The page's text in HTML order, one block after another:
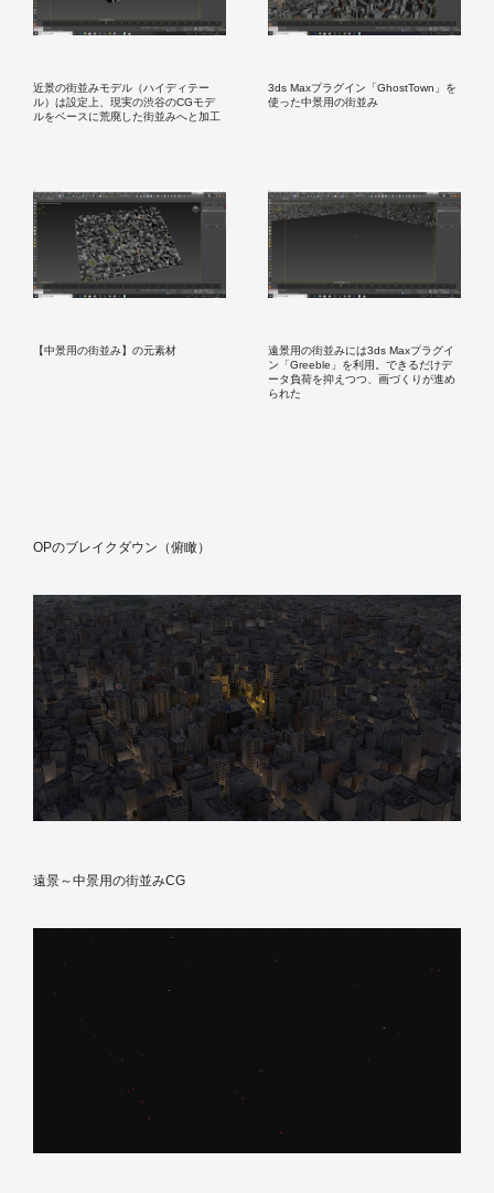
近景の街並みモデル（ハイディテー
ル）は設定上、現実の渋谷のCGモデ
ルをベースに荒廃した街並みへと加工
3ds Maxプラグイン「GhostTown」を
使った中景用の街並み
【中景用の街並み】の元素材
遠景用の街並みには3ds Maxプラグイ
ン「Greeble」を利用。できるだけデ
ータ負荷を抑えつつ、画づくりが進め
られた
OPのブレイクダウン（俯瞰）
遠景～中景用の街並みCG